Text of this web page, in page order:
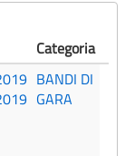
Categoria
BANDI DI
GARA